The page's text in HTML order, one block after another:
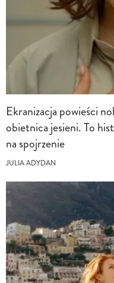
Ekranizacja powieści
obietnica jesieni. To
na spojrzenie
JULIA ADYDAN